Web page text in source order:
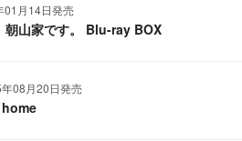
01月14日発売
朝山家です。 Blu-ray BOX
08月20日発売